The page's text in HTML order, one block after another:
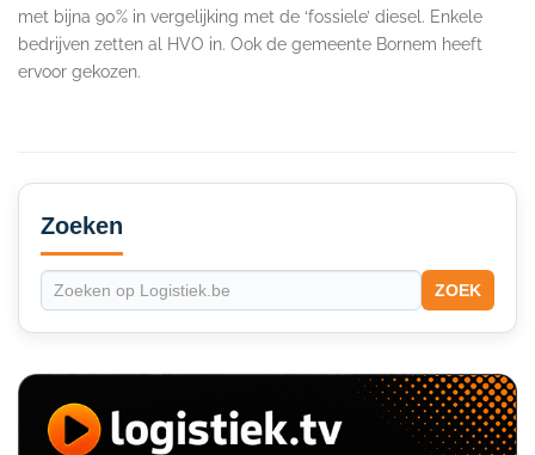
met bijna 90% in vergelijking met de ‘fossiele’ diesel. Enkele
bedrijven zetten al HVO in. Ook de gemeente Bornem heeft
ervoor gekozen.
Secondary
Sidebar
Zoeken
ZOEK